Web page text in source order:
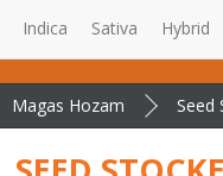
Indica Sativa Hybrid
Magas Hozam Seed